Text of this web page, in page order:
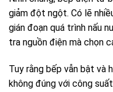
giảm đột ngột. Có lẽ
gián đoạn quá trình nấu
tra nguồn điện mà chọn
Tuy rằng bếp vẫn bật và
không đúng với công